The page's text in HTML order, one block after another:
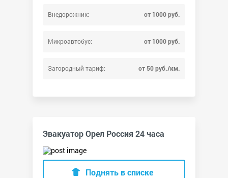
Внедорожник: от 1000 руб.
Микроавтобус: от 1000 руб.
Загородный тариф: от 50 руб./км.
Эвакуатор Орел Россия 24 часа
Поднять в списке